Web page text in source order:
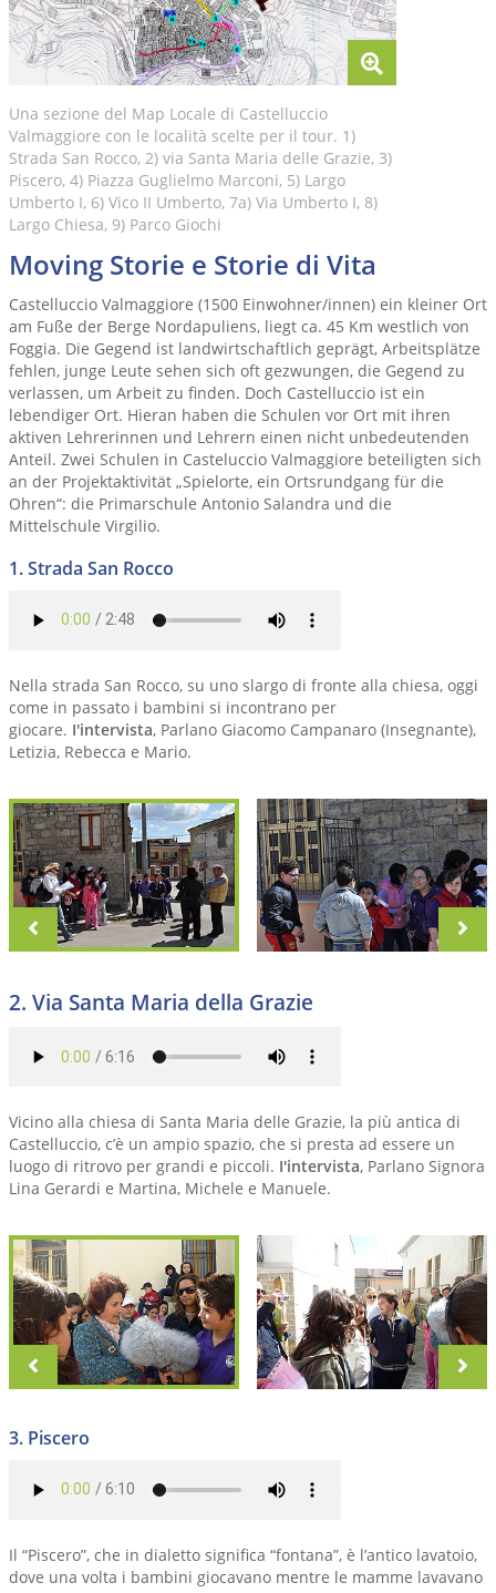
Una sezione del Map Locale di Castelluccio
Valmaggiore con le località scelte per il tour. 1)
Strada San Rocco, 2) via Santa Maria delle Grazie, 3)
Piscero, 4) Piazza Guglielmo Marconi, 5) Largo
Umberto I, 6) Vico II Umberto, 7a) Via Umberto I, 8)
Largo Chiesa, 9) Parco Giochi
Moving Storie e Storie di Vita
Castelluccio Valmaggiore (1500 Einwohner/innen) ein kleiner Ort
am Fuße der Berge Nordapuliens, liegt ca. 45 Km westlich von
Foggia. Die Gegend ist landwirtschaftlich geprägt, Arbeitsplätze
fehlen, junge Leute sehen sich oft gezwungen, die Gegend zu
verlassen, um Arbeit zu finden. Doch Castelluccio ist ein
lebendiger Ort. Hieran haben die Schulen vor Ort mit ihren
aktiven Lehrerinnen und Lehrern einen nicht unbedeutenden
Anteil. Zwei Schulen in Casteluccio Valmaggiore beteiligten sich
an der Projektaktivität „Spielorte, ein Ortsrundgang für die
Ohren“: die Primarschule Antonio Salandra und die
Mittelschule Virgilio.
1. Strada San Rocco
Nella strada San Rocco, su uno slargo di fronte alla chiesa, oggi
come in passato i bambini si incontrano per
giocare. I'intervista, Parlano Giacomo Campanaro (Insegnante),
Letizia, Rebecca e Mario.
zurück
2. Via Santa Maria della Grazie
Vicino alla chiesa di Santa Maria delle Grazie, la più antica di
Castelluccio, c’è un ampio spazio, che si presta ad essere un
luogo di ritrovo per grandi e piccoli. I'intervista, Parlano Signora
Lina Gerardi e Martina, Michele e Manuele.
zurück
3. Piscero
Il “Piscero”, che in dialetto significa “fontana”, è l’antico lavatoio,
dove una volta i bambini giocavano mentre le mamme lavavano